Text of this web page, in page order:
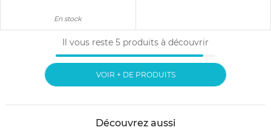
En stock
Il vous reste 5 produits à découvrir
VOIR + DE PRODUITS
Découvrez aussi